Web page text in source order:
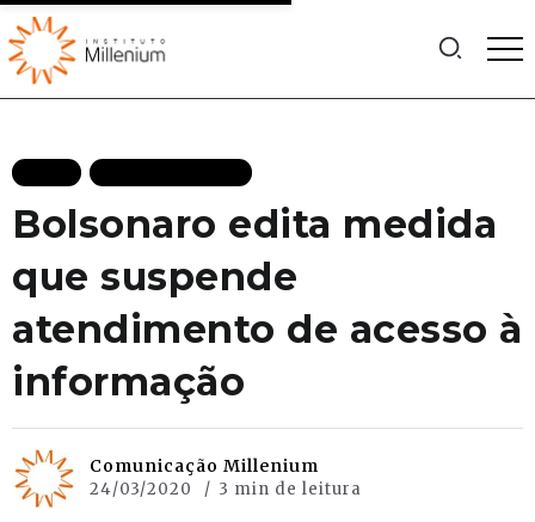
Bolsonaro edita medida
que suspende
atendimento de acesso à
informação
Comunicação Millenium
24/03/2020 3 min de leitura